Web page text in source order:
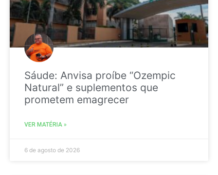
Sáude: Anvisa proíbe “Ozempic
Natural” e suplementos que
prometem emagrecer
VER MATÉRIA »
6 de agosto de 2026